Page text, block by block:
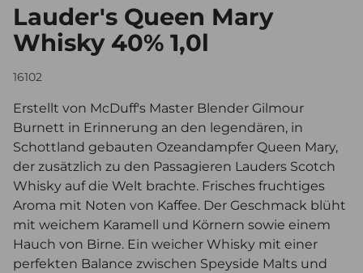
Lauder's Queen Mary
Whisky 40% 1,0l
16102
Erstellt von McDuff's Master Blender Gilmour
Burnett in Erinnerung an den legendären, in
Schottland gebauten Ozeandampfer Queen Mary,
der zusätzlich zu den Passagieren Lauders Scotch
Whisky auf die Welt brachte. Frisches fruchtiges
Aroma mit Noten von Kaffee. Der Geschmack blüht
mit weichem Karamell und Körnern sowie einem
Hauch von Birne. Ein weicher Whisky mit einer
perfekten Balance zwischen Speyside Malts und